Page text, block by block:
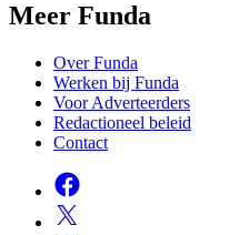
Meer Funda
Over Funda
Werken bij Funda
Voor Adverteerders
Redactioneel beleid
Contact